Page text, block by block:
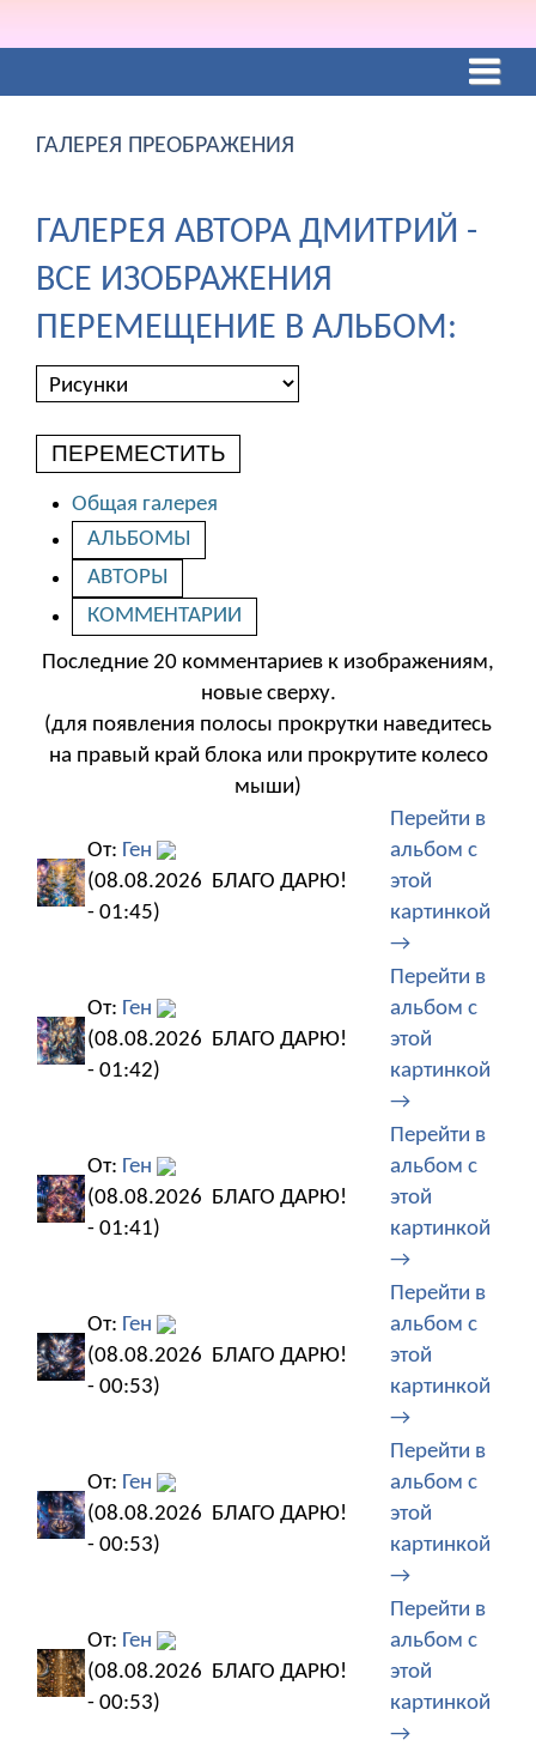
ГАЛЕРЕЯ ПРЕОБРАЖЕНИЯ
ГАЛЕРЕЯ АВТОРА ДМИТРИЙ -
ВСЕ ИЗОБРАЖЕНИЯ
ПЕРЕМЕЩЕНИЕ В АЛЬБОМ:
ПЕРЕМЕСТИТЬ
Общая галерея
АЛЬБОМЫ
АВТОРЫ
КОММЕНТАРИИ
Последние 20 комментариев к изображениям,
новые сверху.
(для появления полосы прокрутки наведитесь
на правый край блока или прокрутите колесо
мыши)
От: Ген
(08.08.2026
- 01:45)
БЛАГО ДАРЮ!
Перейти в
альбом с
этой
картинкой
→
От: Ген
(08.08.2026
- 01:42)
БЛАГО ДАРЮ!
Перейти в
альбом с
этой
картинкой
→
От: Ген
(08.08.2026
- 01:41)
БЛАГО ДАРЮ!
Перейти в
альбом с
этой
картинкой
→
От: Ген
(08.08.2026
- 00:53)
БЛАГО ДАРЮ!
Перейти в
альбом с
этой
картинкой
→
От: Ген
(08.08.2026
- 00:53)
БЛАГО ДАРЮ!
Перейти в
альбом с
этой
картинкой
→
От: Ген
(08.08.2026
- 00:53)
БЛАГО ДАРЮ!
Перейти в
альбом с
этой
картинкой
→